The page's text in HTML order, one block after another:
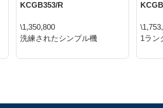
KCGB353/R
\1,350,800
洗練されたシンプル機
1ラン